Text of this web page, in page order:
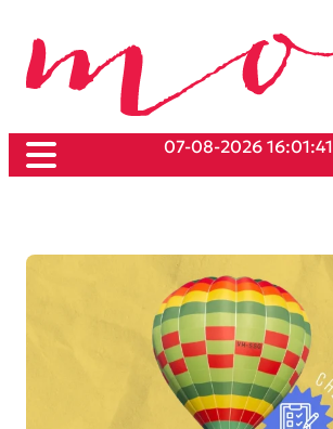
07-08-2026 16:01:41